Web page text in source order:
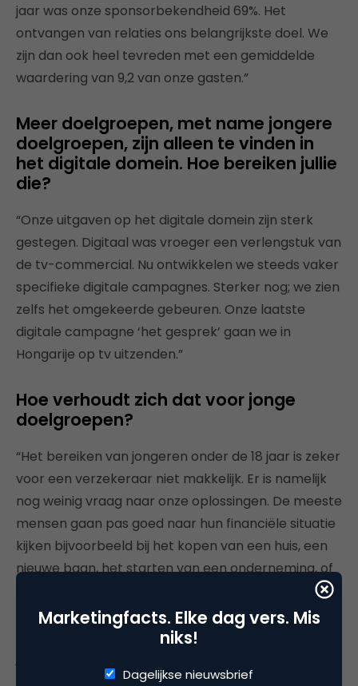
jaar was onze sponsorbekendheid 69%. Het
ontvangen van relaties ons belangrijkste doel. We
zijn dan ook heel tevreden met een gemiddelde
waardering van 9,2 van onze gasten.”
Meer doelgroepen, met name jongere
doelgroepen, zijn alleen te vinden in
het digitale domein. Hoe bereiken jullie
die?
“Onze uitgaven op het digitale domein zijn sterk
gestegen. Digitaal was vroeger een verlengstuk van
de tv-commercial. Nu ontwikkelen we steeds vaker
specifieke digitale campagnes. Sterker nog; we zien
zelfs het omgekeerde gebeuren. Onze laatste
digitale campagne ‘het gesprek’ gaan we in
Hongarije op tv uitzenden.”
Hoe verhoudt zich dat voor jonge
doelgroepen?
“Het bereiken van jongeren onder de 18 jaar is zeker
voor een verzekeraar niet makkelijk. Er is namelijk
nog weinig vraag naar onze oplossingen. De meeste
mensen gaan pas goed naar hun financiële situatie
kijken bijvoorbeeld bij het kopen van een huis, een
nieuwe baan, het starten van een onderneming, of
experimenteren we met campagnes die gericht zijn
op deze jonge doelgroep. Daarom hebben we vorig
een competitie waarin we jongeren hebben
Marketingfacts. Elke dag vers. Mis
niks!
Dagelijkse nieuwsbrief